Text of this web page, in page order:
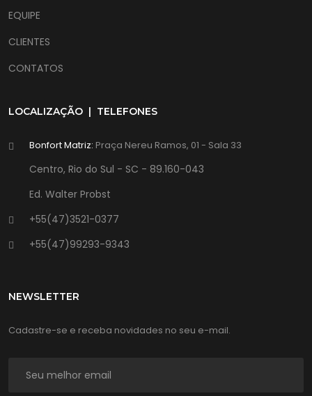
EQUIPE
CLIENTES
CONTATOS
LOCALIZAÇÃO | TELEFONES
Bonfort Matriz: Praça Nereu Ramos, 01 - Sala 33
Centro, Rio do Sul - SC - 89.160-043
Ed. Walter Probst
+55(47)3521-0377
+55(47)99293-9343
NEWSLETTER
Cadastre-se e receba novidades no seu e-mail.